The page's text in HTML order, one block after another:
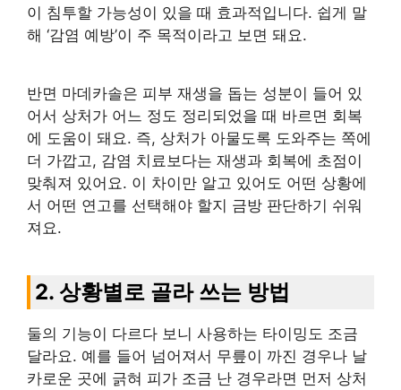
이 침투할 가능성이 있을 때 효과적입니다. 쉽게 말
해 ‘감염 예방’이 주 목적이라고 보면 돼요.
반면 마데카솔은 피부 재생을 돕는 성분이 들어 있
어서 상처가 어느 정도 정리되었을 때 바르면 회복
에 도움이 돼요. 즉, 상처가 아물도록 도와주는 쪽에
더 가깝고, 감염 치료보다는 재생과 회복에 초점이
맞춰져 있어요. 이 차이만 알고 있어도 어떤 상황에
서 어떤 연고를 선택해야 할지 금방 판단하기 쉬워
져요.
2. 상황별로 골라 쓰는 방법
둘의 기능이 다르다 보니 사용하는 타이밍도 조금
달라요. 예를 들어 넘어져서 무릎이 까진 경우나 날
카로운 곳에 긁혀 피가 조금 난 경우라면 먼저 상처